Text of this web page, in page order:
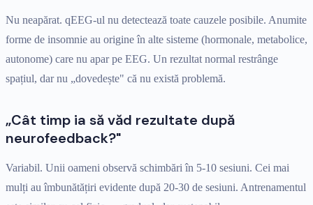
Nu neapărat. qEEG-ul nu detectează toate cauzele posibile. Anumite
forme de insomnie au origine în alte sisteme (hormonale, metabolice,
autonome) care nu apar pe EEG. Un rezultat normal restrânge
spațiul, dar nu „dovedește" că nu există problemă.
„Cât timp ia să văd rezultate după
neurofeedback?"
Variabil. Unii oameni observă schimbări în 5-10 sesiuni. Cei mai
mulți au îmbunătățiri evidente după 20-30 de sesiuni. Antrenamentul